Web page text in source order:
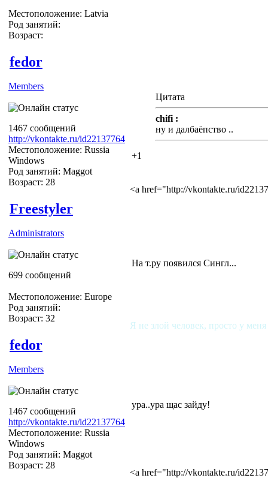
Местоположение: Latvia
Род занятий:
Возраст:
fedor
Members
1467 сообщений
http://vkontakte.ru/id22137764
Местоположение: Russia
Windows
Род занятий: Maggot
Возраст: 28
Цитата
chifi :
ну и далбаёпство ..
+1
<a href="http://vkontakte.ru/
Freestyler
Administrators
699 сообщений
Местоположение: Europe
Род занятий:
Возраст: 32
На т.ру появился Сингл...
Я не злой человек, просто у
fedor
Members
1467 сообщений
http://vkontakte.ru/id22137764
Местоположение: Russia
Windows
Род занятий: Maggot
Возраст: 28
ура..ура щас зайду!
<a href="http://vkontakte.ru/